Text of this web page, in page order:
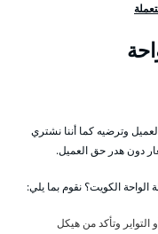
وترضيه كما أننا نشتري
دون هدر حق العميل.
الكويت؟ نقوم بما يلي:
وتأكد من هيكل